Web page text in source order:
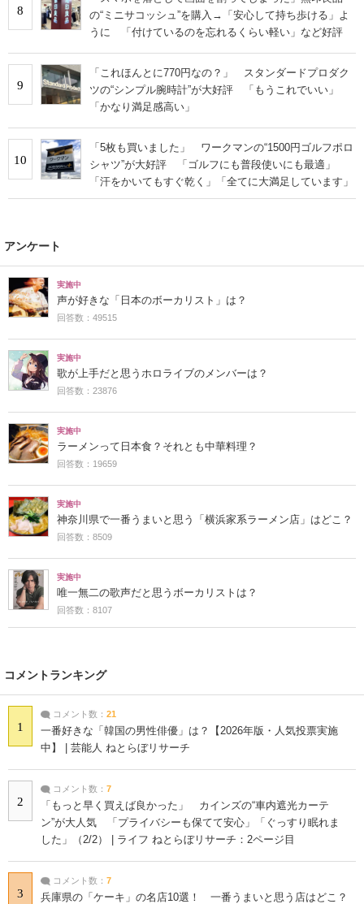
8
の“ミニサコッシュ”を購入→「安心して持ち歩ける」よ
うに 「付けているのを忘れるくらい軽い」など好評
9
「これほんとに770円なの？」 スタンダードプロダク
ツの“シンプル腕時計”が大好評 「もうこれでいい」
「かなり満足感高い」
10
「5枚も買いました」 ワークマンの“1500円ゴルフポロ
シャツ”が大好評 「ゴルフにも普段使いにも最適」
「汗をかいてもすぐ乾く」「全てに大満足しています」
アンケート
実施中
声が好きな「日本のボーカリスト」は？
回答数：49515
実施中
歌が上手だと思うホロライブのメンバーは？
回答数：23876
実施中
ラーメンって日本食？それとも中華料理？
回答数：19659
実施中
神奈川県で一番うまいと思う「横浜家系ラーメン店」はどこ？
回答数：8509
実施中
唯一無二の歌声だと思うボーカリストは？
回答数：8107
コメントランキング
1
コメント数： 21
一番好きな「韓国の男性俳優」は？【2026年版・人気投票実施
中】 | 芸能人 ねとらぼリサーチ
2
コメント数： 7
「もっと早く買えば良かった」 カインズの“車内遮光カーテ
ン”が大人気 「プライバシーも保てて安心」「ぐっすり眠れま
した」（2/2） | ライフ ねとらぼリサーチ：2ページ目
3
コメント数： 7
兵庫県の「ケーキ」の名店10選！ 一番うまいと思う店はどこ？